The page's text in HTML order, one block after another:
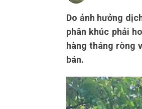
Do ảnh hưởng
phân khúc phải
hàng tháng ròng
bán.